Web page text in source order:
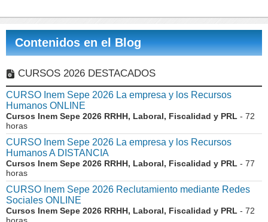
Contenidos en el Blog
CURSOS 2026 DESTACADOS
CURSO Inem Sepe 2026 La empresa y los Recursos
Humanos ONLINE
Cursos Inem Sepe 2026 RRHH, Laboral, Fiscalidad y PRL - 72
horas
CURSO Inem Sepe 2026 La empresa y los Recursos
Humanos A DISTANCIA
Cursos Inem Sepe 2026 RRHH, Laboral, Fiscalidad y PRL - 77
horas
CURSO Inem Sepe 2026 Reclutamiento mediante Redes
Sociales ONLINE
Cursos Inem Sepe 2026 RRHH, Laboral, Fiscalidad y PRL - 72